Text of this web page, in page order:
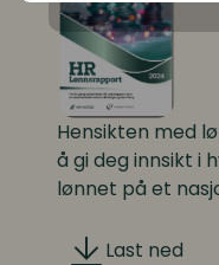
Hensikten med
å gi deg innsikt i
lønnet på et
Last ned